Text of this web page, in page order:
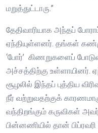
மறுத்துட்டாரு.”
தேதிவாரியாக அந்தப்
ஏந்தியுள்ளனர். தங்கள்
‘போர்’ கிணறுகளைப்
அச்சத்திற்கு உள்ளாயினர்.
சூழலில் இந்தப் புத்திய
நீர் வற்றுவதற்குக்
வந்திறங்கும் கருவிகள்
பின்னணியில் தான்